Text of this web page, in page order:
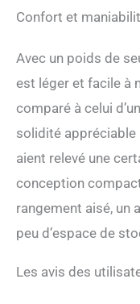
Confort et
Avec un poids de
est léger et facile à
comparé à celui
solidité
aient relevé une
conception
rangement aisé, un
peu d’espace de
Les avis des